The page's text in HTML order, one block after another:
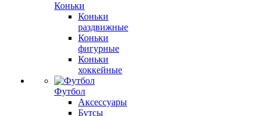
Коньки
Коньки
раздвижные
Коньки
фигурные
Коньки
хоккейные
Футбол
Аксессуары
Бутсы